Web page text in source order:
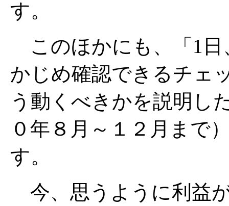
す。
このほかにも、「1日
かじめ確認できるチェ
う動くべきかを説明し
０年８月～１２月まで
す。
今、思うように利益